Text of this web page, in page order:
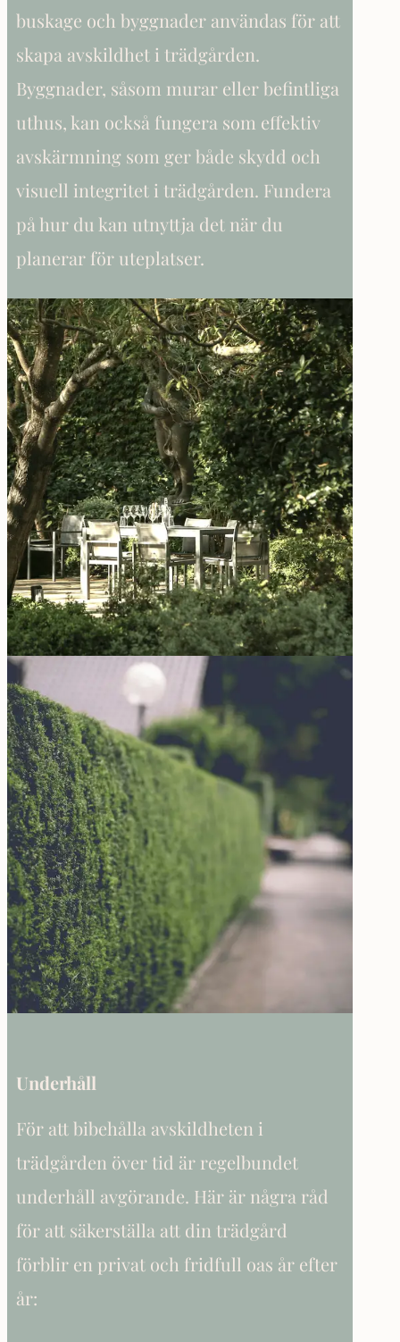
buskage och byggnader användas för att
skapa avskildhet i trädgården.
Byggnader, såsom murar eller befintliga
uthus, kan också fungera som effektiv
avskärmning som ger både skydd och
visuell integritet i trädgården. Fundera
på hur du kan utnyttja det när du
planerar för uteplatser.
Underhåll
För att bibehålla avskildheten i
trädgården över tid är regelbundet
underhåll avgörande. Här är några råd
för att säkerställa att din trädgård
förblir en privat och fridfull oas år efter
år: